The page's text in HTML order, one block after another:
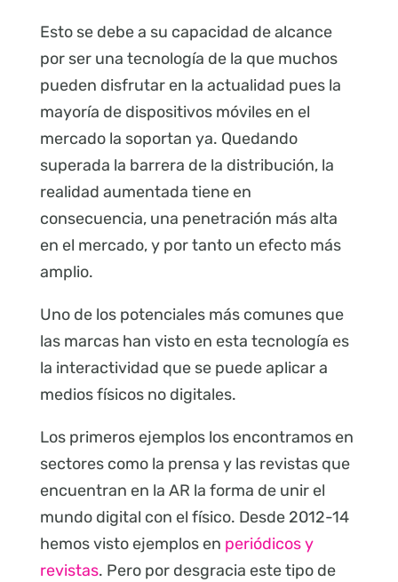
Esto se debe a su capacidad de alcance
por ser una tecnología de la que muchos
pueden disfrutar en la actualidad pues la
mayoría de dispositivos móviles en el
mercado la soportan ya. Quedando
superada la barrera de la distribución, la
realidad aumentada tiene en
consecuencia, una penetración más alta
en el mercado, y por tanto un efecto más
amplio.
Uno de los potenciales más comunes que
las marcas han visto en esta tecnología es
la interactividad que se puede aplicar a
medios físicos no digitales.
Los primeros ejemplos los encontramos en
sectores como la prensa y las revistas que
encuentran en la AR la forma de unir el
mundo digital con el físico. Desde 2012-14
hemos visto ejemplos en periódicos y
revistas. Pero por desgracia este tipo de